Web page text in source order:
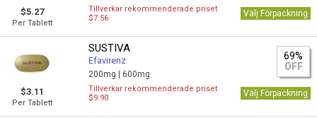
$5.27
Per Tablett
Tillverkar rekommenderade priset
$7.56
Välj Förpackning
$3.11
Per Tablett
SUSTIVA
Efavirenz
200mg | 600mg
69%
OFF
Tillverkar rekommenderade priset
$9.90
Välj Förpackning